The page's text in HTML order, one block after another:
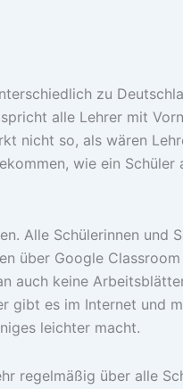
zu
alle Lehrer mit
nicht so, als wären
wie ein
Alle Schülerinnen
über Google
auch keine
gibt es im Internet und
leichter macht.
regelmäßig über alle